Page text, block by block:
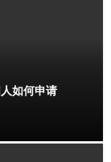
如何申请